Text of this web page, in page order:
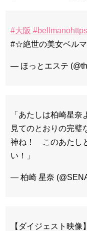
レンタル開始！
(ENG SUB)
Jin-Crash Landing On
ユン・ギュンサ
ョンら同僚芸能人から
【裏芸能】キム
キム・ユジョン
いでしょ？” Big News
キム・ユジョン
[Fan MV]七日の
#大阪 #bellmano
#☆絶世の美女ベル
— ほっとエステ
「あたしは柏崎星
見てのとおりの完
神ね！ このあたし
い！」
— 柏崎 星奈
【ダイジェスト映